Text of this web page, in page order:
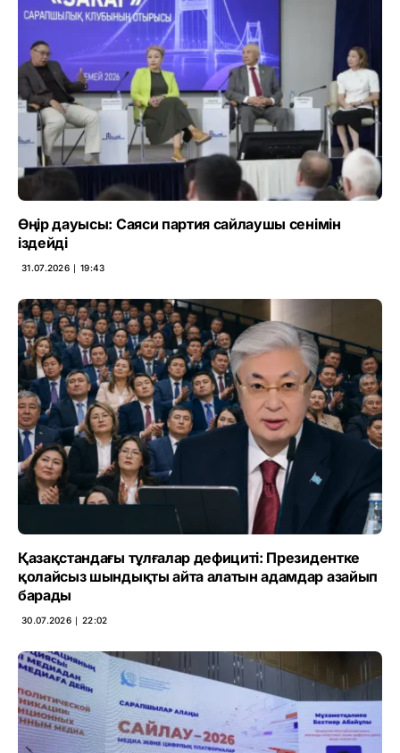
Өңір дауысы: Саяси партия сайлаушы сенімін
іздейді
31.07.2026 ∣ 19:43
Қазақстандағы тұлғалар дефициті: Президентке
қолайсыз шындықты айта алатын адамдар азайып
барады
30.07.2026 ∣ 22:02